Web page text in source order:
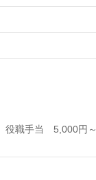
職手当 5,000円～